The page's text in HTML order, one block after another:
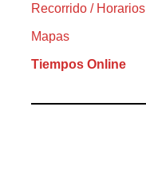
Recorrido / Horarios
Mapas
Tiempos Online